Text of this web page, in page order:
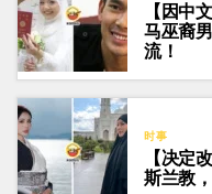
【因中
马巫裔
流！
时事
【决定
斯兰教